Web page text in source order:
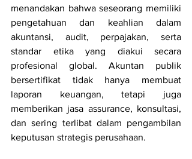
menandakan bahwa seseorang memiliki
pengetahuan dan keahlian dalam
akuntansi, audit, perpajakan, serta
standar etika yang diakui secara
profesional global. Akuntan publik
bersertifikat tidak hanya membuat
laporan keuangan, tetapi juga
memberikan jasa assurance, konsultasi,
dan sering terlibat dalam pengambilan
keputusan strategis perusahaan.